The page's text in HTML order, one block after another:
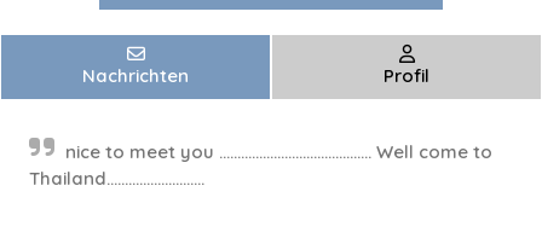
Nachrichten Profil
nice to meet you .......................................... Well come to
Thailand...........................